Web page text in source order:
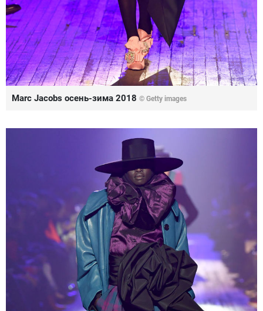
Marc Jacobs осень-зима 2018 © Getty images